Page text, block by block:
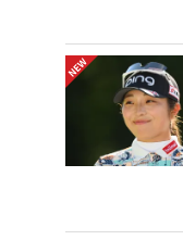
はアンダーパー
までとは違い攻
られるようにな
7月以降も楽しみ
っともっと強く